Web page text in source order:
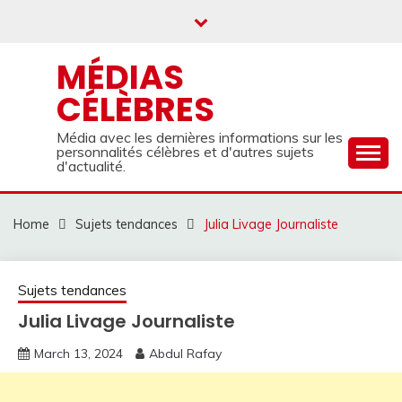
MÉDIAS
CÉLÈBRES
Média avec les dernières informations sur les
personnalités célèbres et d'autres sujets
d'actualité.
Home Sujets tendances Julia Livage Journaliste
Sujets tendances
Julia Livage Journaliste
March 13, 2024 Abdul Rafay